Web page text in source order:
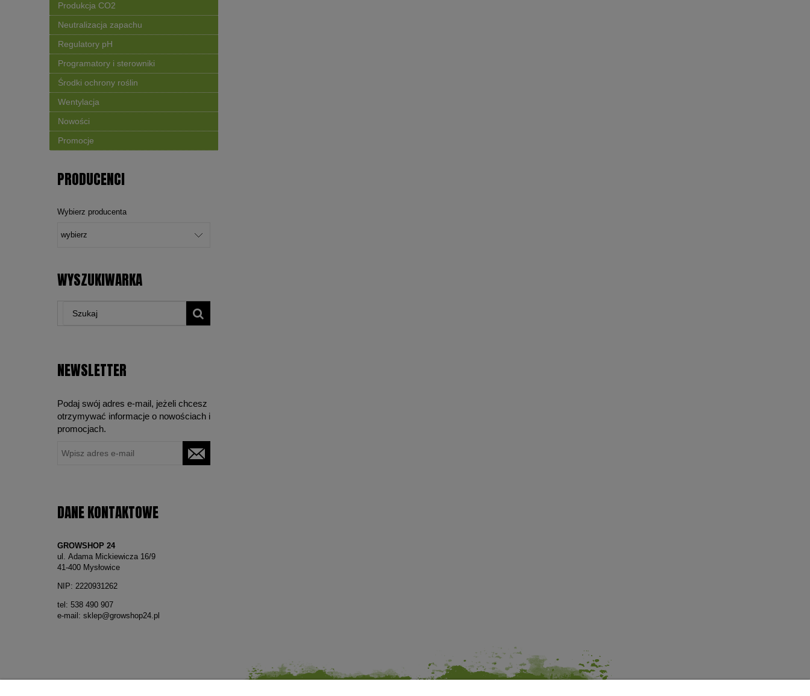
Produkcja CO2
Neutralizacja zapachu
Regulatory pH
Programatory i sterowniki
Środki ochrony roślin
Wentylacja
Nowości
Promocje
PRODUCENCI
Wybierz producenta
WYSZUKIWARKA
NEWSLETTER
Podaj swój adres e-mail, jeżeli chcesz
otrzymywać informacje o nowościach i
promocjach.
DANE KONTAKTOWE
GROWSHOP 24
ul. Adama Mickiewicza 16/9
41-400 Mysłowice
NIP: 2220931262
tel: 538 490 907
e-mail: sklep@growshop24.pl